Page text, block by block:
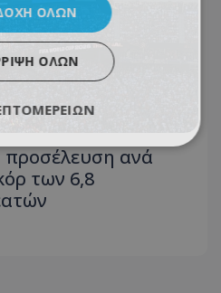
προσέλευση ανά
των 6,8
ΌΛΩΝ
ΌΛΩΝ